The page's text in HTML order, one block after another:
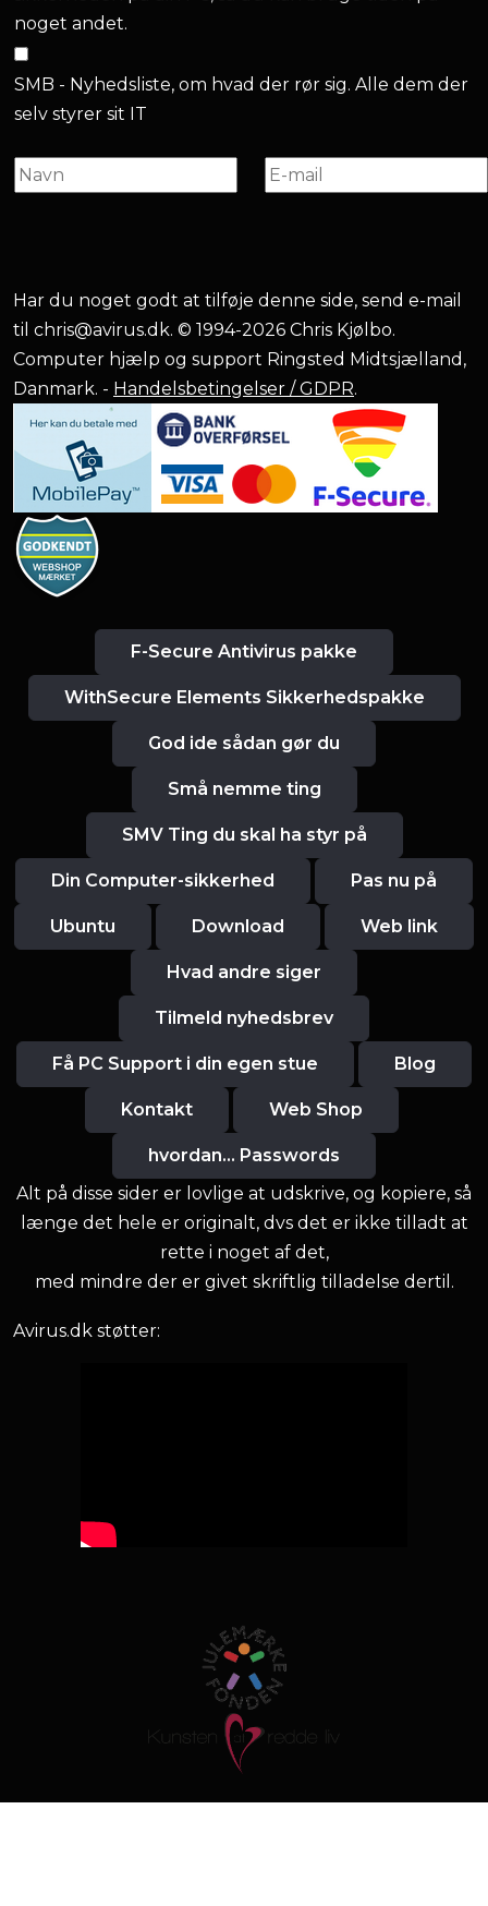
noget andet.
SMB - Nyhedsliste, om hvad der rør sig. Alle dem der
selv styrer sit IT
Har du noget godt at tilføje denne side, send e-mail
til chris@avirus.dk. © 1994-2026 Chris Kjølbo.
Computer hjælp og support Ringsted Midtsjælland,
Danmark. - Handelsbetingelser / GDPR.
F-Secure Antivirus pakke
WithSecure Elements Sikkerhedspakke
God ide sådan gør du
Små nemme ting
SMV Ting du skal ha styr på
Din Computer-sikkerhed Pas nu på
Ubuntu Download Web link
Hvad andre siger
Tilmeld nyhedsbrev
Få PC Support i din egen stue Blog
Kontakt Web Shop
hvordan... Passwords
Alt på disse sider er lovlige at udskrive, og kopiere, så
længe det hele er originalt, dvs det er ikke tilladt at
rette i noget af det,
med mindre der er givet skriftlig tilladelse dertil.
Avirus.dk støtter: